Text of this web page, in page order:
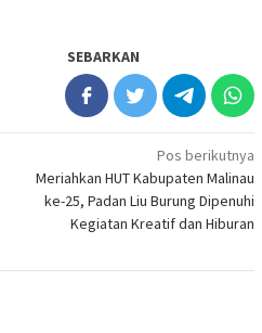
SEBARKAN
Pos berikutnya
Meriahkan HUT Kabupaten Malinau
ke-25, Padan Liu Burung Dipenuhi
Kegiatan Kreatif dan Hiburan